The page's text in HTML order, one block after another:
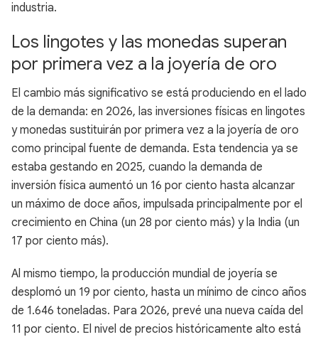
industria.
Los lingotes y las monedas superan
por primera vez a la joyería de oro
El cambio más significativo se está produciendo en el lado
de la demanda: en 2026, las inversiones físicas en lingotes
y monedas sustituirán por primera vez a la joyería de oro
como principal fuente de demanda. Esta tendencia ya se
estaba gestando en 2025, cuando la demanda de
inversión física aumentó un 16 por ciento hasta alcanzar
un máximo de doce años, impulsada principalmente por el
crecimiento en China (un 28 por ciento más) y la India (un
17 por ciento más).
Al mismo tiempo, la producción mundial de joyería se
desplomó un 19 por ciento, hasta un mínimo de cinco años
de 1.646 toneladas. Para 2026, prevé una nueva caída del
11 por ciento. El nivel de precios históricamente alto está